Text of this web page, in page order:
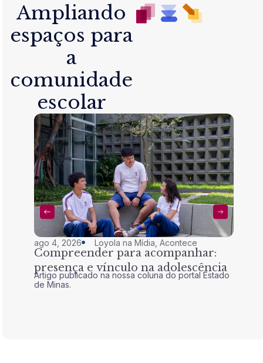
Ampliando
espaços para
a
comunidade
escolar
ago 4, 2026 Loyola na Mídia ,Acontece
Compreender para acompanhar:
presença e vínculo na adolescência
Artigo publicado na nossa coluna do portal Estado
de Minas.